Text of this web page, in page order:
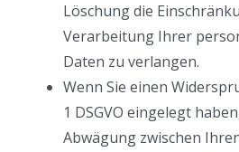
Löschung die
Verarbeitung Ihrer
Daten zu verlangen.
Wenn Sie einen
1 DSGVO eingelegt
Abwägung zwischen